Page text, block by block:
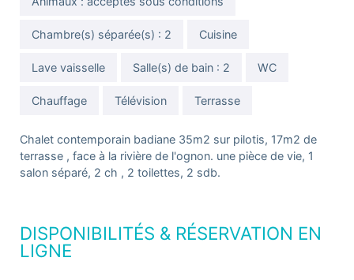
Chambre(s) séparée(s) : 2 Cuisine
Lave vaisselle Salle(s) de bain : 2 WC
Chauffage Télévision Terrasse
Chalet contemporain badiane 35m2 sur pilotis, 17m2 de
terrasse , face à la rivière de l'ognon. une pièce de vie, 1
salon séparé, 2 ch , 2 toilettes, 2 sdb.
DISPONIBILITÉS & RÉSERVATION EN
LIGNE